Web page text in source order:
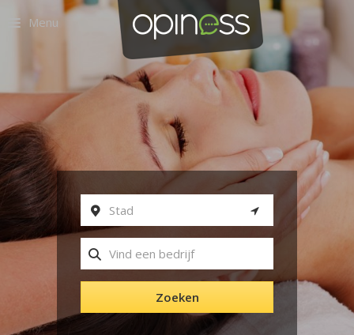
Menu
Zoeken